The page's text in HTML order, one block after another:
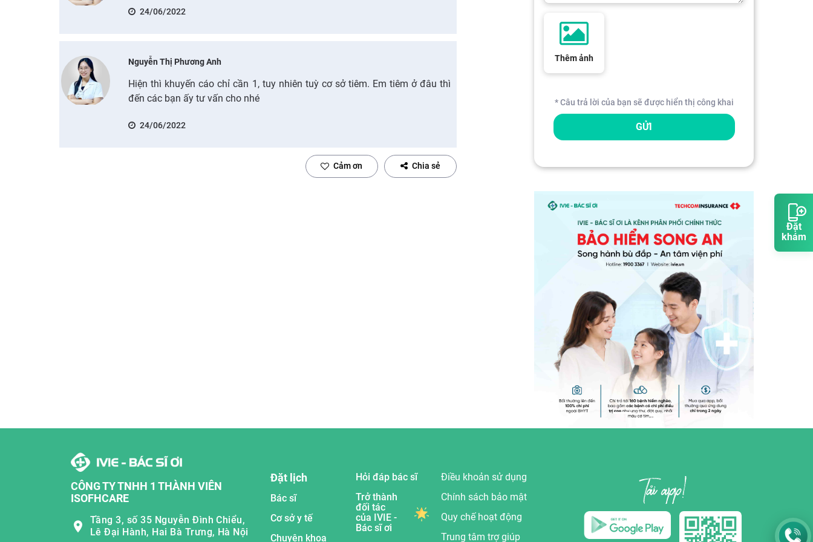
Đặt
khám
24/06/2022
Nguyễn Thị Phương Anh
Hiện thì khuyến cáo chỉ cần 1, tuy nhiên tuỳ cơ sở tiêm. Em tiêm ở đâu thì
đến các bạn ấy tư vấn cho nhé
24/06/2022
Cảm ơn Chia sẻ
Thêm ảnh
* Câu trả lời của bạn sẽ được hiển thị công khai
GỬI
CÔNG TY TNHH 1 THÀNH VIÊN
ISOFHCARE
Tầng 3, số 35 Nguyễn Đình Chiểu,
Lê Đại Hành, Hai Bà Trưng, Hà Nội
Đặt lịch
Bác sĩ
Cơ sở y tế
Chuyên khoa
Hỏi đáp bác sĩ
Trở thành
đối tác
của IVIE -
Bác sĩ ơi
Điều khoản sử dụng
Chính sách bảo mật
Quy chế hoạt động
Trung tâm trợ giúp